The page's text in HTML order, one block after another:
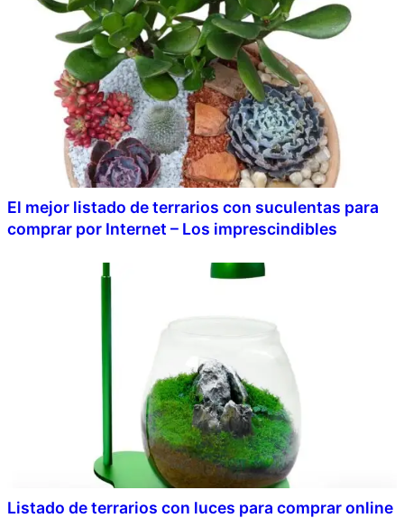
El mejor listado de terrarios con suculentas para
comprar por Internet – Los imprescindibles
Listado de terrarios con luces para comprar online